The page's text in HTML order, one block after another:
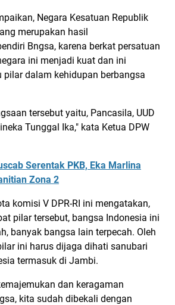
Negara Kesatuan Republik
merupakan hasil
Bngsa, karena berkat persatuan
ini menjadi kuat dan ini
pilar dalam kehidupan berbangsa
tersebut yaitu, Pancasila, UUD
Tunggal Ika," kata Ketua DPW
Serentak PKB, Eka Marlina
Zona 2
komisi V DPR-RI ini mengatakan,
pilar tersebut, bangsa Indonesia ini
banyak bangsa lain terpecah. Oleh
ini harus dijaga dihati sanubari
termasuk di Jambi.
dan keragaman
kita sudah dibekali dengan